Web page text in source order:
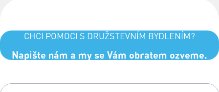
CHCI POMOCI S DRUŽSTEVNÍM BYDLENÍM?
Napište nám a my se Vám obratem ozveme.